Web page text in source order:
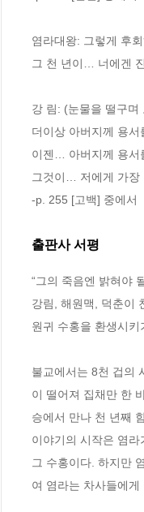
염라대왕: 그렇게 후
그 천 년이… 너에겐
강 림: (눈물을 떨구
더이상 아버지께 용
이젠… 아버지께 용서
그것이… 저에게 가장
-p. 255 [고백] 중에서
출판사 서평
“그의 죽음엔 밝혀야
강림, 해원맥, 덕춘이
원귀 수홍을 환생시
불교에서는 8천 겁의
이 떨어져 집채만 한
승에서 만나 천 년째
이야기의 시작은 염
그 수홍이다. 하지만
여 염라는 차사들에